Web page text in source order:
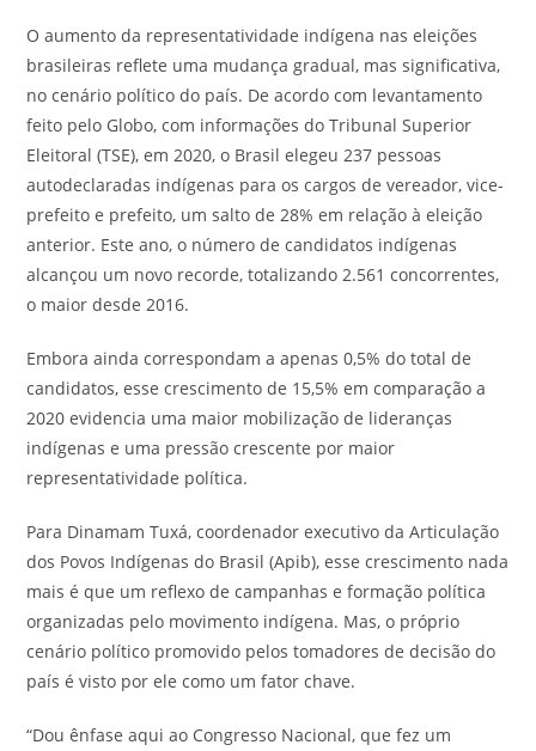
O aumento da representatividade indígena nas eleições
brasileiras reflete uma mudança gradual, mas significativa,
no cenário político do país. De acordo com levantamento
feito pelo Globo, com informações do Tribunal Superior
Eleitoral (TSE), em 2020, o Brasil elegeu 237 pessoas
autodeclaradas indígenas para os cargos de vereador, vice-
prefeito e prefeito, um salto de 28% em relação à eleição
anterior. Este ano, o número de candidatos indígenas
alcançou um novo recorde, totalizando 2.561 concorrentes,
o maior desde 2016.
Embora ainda correspondam a apenas 0,5% do total de
candidatos, esse crescimento de 15,5% em comparação a
2020 evidencia uma maior mobilização de lideranças
indígenas e uma pressão crescente por maior
representatividade política.
Para Dinamam Tuxá, coordenador executivo da Articulação
dos Povos Indígenas do Brasil (Apib), esse crescimento nada
mais é que um reflexo de campanhas e formação política
organizadas pelo movimento indígena. Mas, o próprio
cenário político promovido pelos tomadores de decisão do
país é visto por ele como um fator chave.
“Dou ênfase aqui ao Congresso Nacional, que fez um